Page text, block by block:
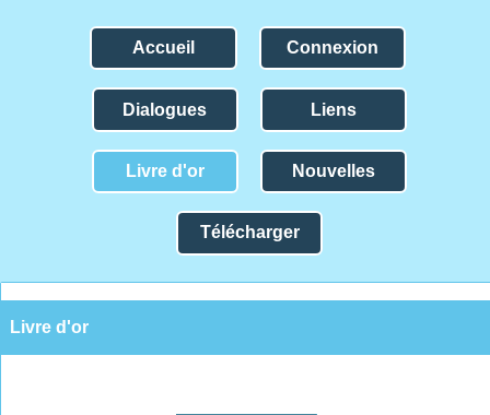
Accueil Connexion
Dialogues Liens
Livre d'or Nouvelles
Télécharger
Livre d'or